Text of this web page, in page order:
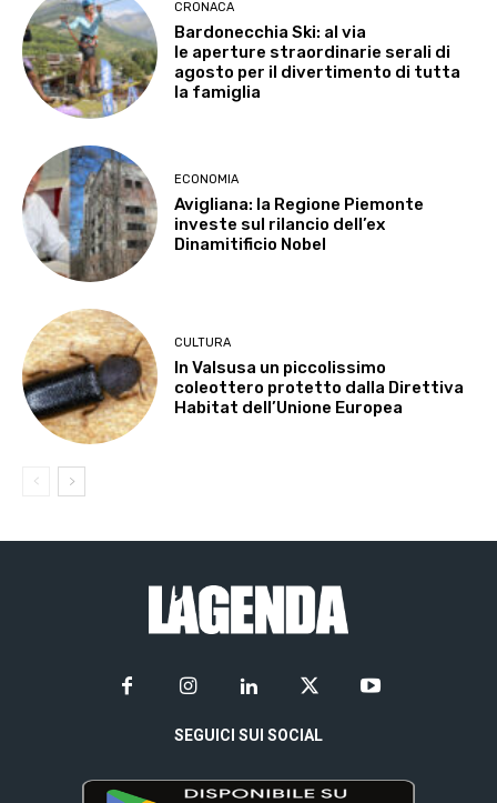
CRONACA
Bardonecchia Ski: al via
le aperture straordinarie serali di
agosto per il divertimento di tutta
la famiglia
ECONOMIA
Avigliana: la Regione Piemonte
investe sul rilancio dell’ex
Dinamitificio Nobel
CULTURA
In Valsusa un piccolissimo
coleottero protetto dalla Direttiva
Habitat dell’Unione Europea
SEGUICI SUI SOCIAL